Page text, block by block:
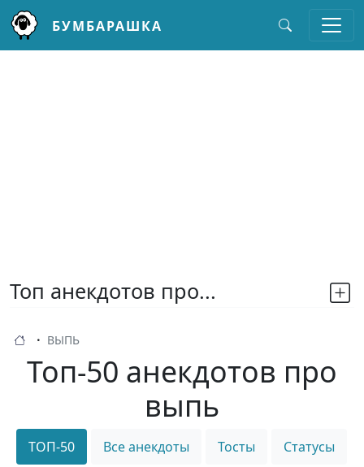
БУМБАРАШКА
Топ анекдотов про...
ВЫПЬ
Топ-50 анекдотов про
выпь
ТОП-50 Все анекдоты Тосты Статусы